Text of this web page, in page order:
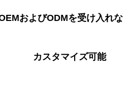
およびODMを受け入れ
カスタマイズ可能